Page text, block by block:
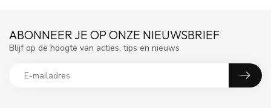
ABONNEER JE OP ONZE NIEUWSBRIEF
Blijf op de hoogte van acties, tips en nieuws